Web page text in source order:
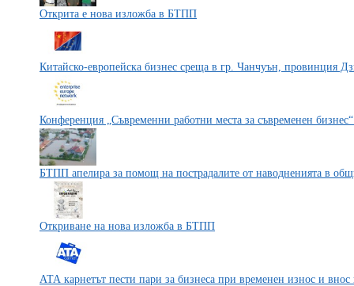
Открита е нова изложба в БТПП
Китайско-европейска бизнес среща в гр. Чанчуън, провинция
Конференция „Съвременни работни места за съвременен
БТПП апелира за помощ на пострадалите от наводненията в
Откриване на нова изложба в БТПП
АТА карнетът пести пари за бизнеса при временен износ и внос